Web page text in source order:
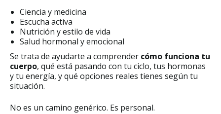
Ciencia y medicina
Escucha activa
Nutrición y estilo de vida
Salud hormonal y emocional
Se trata de ayudarte a comprender cómo funciona tu
cuerpo, qué está pasando con tu ciclo, tus hormonas
y tu energía, y qué opciones reales tienes según tu
situación.
No es un camino genérico. Es personal.